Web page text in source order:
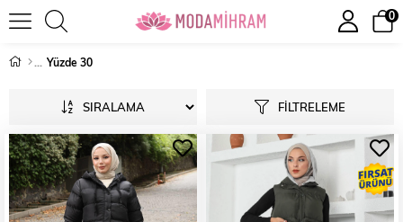
0
Yüzde 30
FILTRELEME
SIRALAMA